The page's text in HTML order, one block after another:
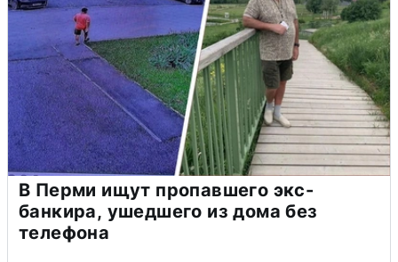
В Перми ищут пропавшего экс-
банкира, ушедшего из дома без
телефона